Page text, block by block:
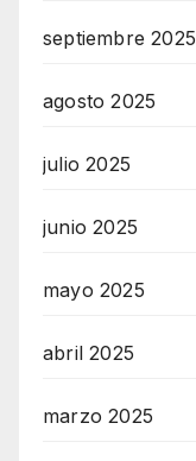
septiembre 2025
agosto 2025
julio 2025
junio 2025
mayo 2025
abril 2025
marzo 2025